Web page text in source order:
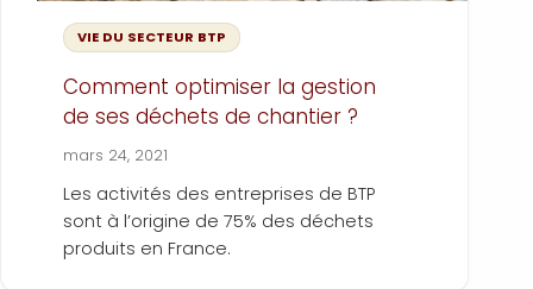
VIE DU SECTEUR BTP
Comment optimiser la gestion
de ses déchets de chantier ?
mars 24, 2021
Les activités des entreprises de BTP
sont à l’origine de 75% des déchets
produits en France.